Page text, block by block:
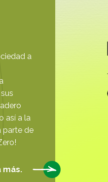
a
así a la
parte de
más.